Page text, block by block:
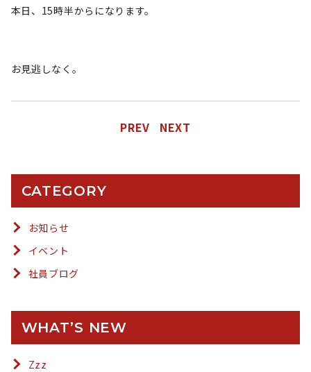
本日、15時半からになります。
お見逃しなく。
PREV NEXT
CATEGORY
お知らせ
イベント
社員ブログ
WHAT’S NEW
Zzz